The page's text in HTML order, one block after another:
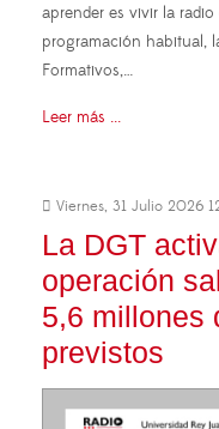
aprender es vivir la
programación habitual,
Formativos,…
Leer más ...
Viernes, 31 Julio 2026
La DGT
operación
5,6 millones
previstos